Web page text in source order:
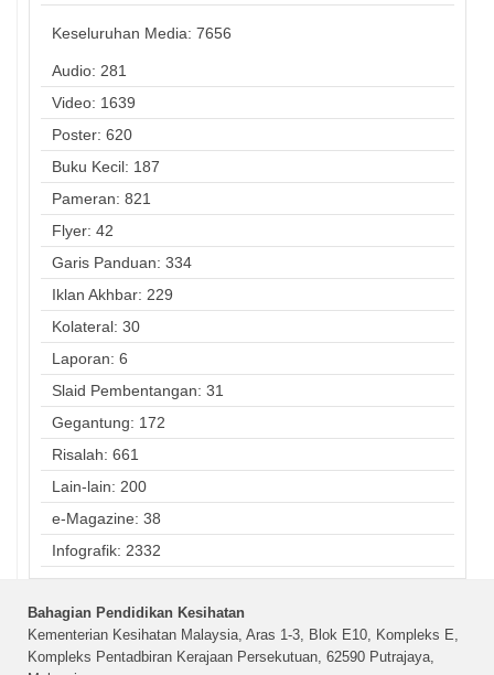
Keseluruhan Media: 7656
Audio: 281
Video: 1639
Poster: 620
Buku Kecil: 187
Pameran: 821
Flyer: 42
Garis Panduan: 334
Iklan Akhbar: 229
Kolateral: 30
Laporan: 6
Slaid Pembentangan: 31
Gegantung: 172
Risalah: 661
Lain-lain: 200
e-Magazine: 38
Infografik: 2332
Bahagian Pendidikan Kesihatan
Kementerian Kesihatan Malaysia, Aras 1-3, Blok E10, Kompleks E,
Kompleks Pentadbiran Kerajaan Persekutuan, 62590 Putrajaya,